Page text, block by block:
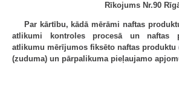
Rīkojums Nr.90
Par kārtību, kādā mērāmi naftas
atlikumi kontroles procesā un naftas
atlikumu mērījumos fiksēto naftas produktu
(zuduma) un pārpalikuma pieļaujamo